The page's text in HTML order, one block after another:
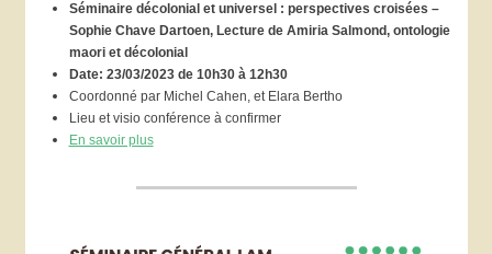
Séminaire décolonial et universel : perspectives croisées –
Sophie Chave Dartoen, Lecture de Amiria Salmond, ontologie
maori et décolonial
Date: 23/03/2023 de 10h30 à 12h30
Coordonné par Michel Cahen, et Elara Bertho
Lieu et visio conférence à confirmer
En savoir plus